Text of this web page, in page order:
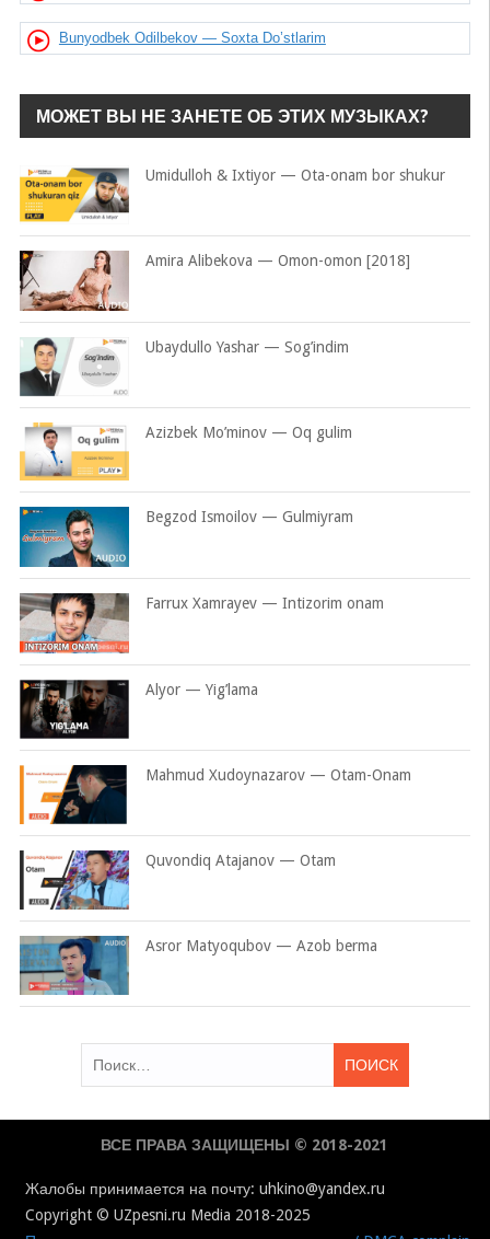
Bunyodbek Odilbekov — Soxta Do’stlarim
МОЖЕТ ВЫ НЕ ЗАНЕТЕ ОБ ЭТИХ МУЗЫКАХ?
Umidulloh & Ixtiyor — Ota-onam bor shukur
Amira Alibekova — Omon-omon [2018]
Ubaydullo Yashar — Sog’indim
Azizbek Mo’minov — Oq gulim
Begzod Ismoilov — Gulmiyram
Farrux Xamrayev — Intizorim onam
Alyor — Yig’lama
Mahmud Xudoynazarov — Otam-Onam
Quvondiq Atajanov — Otam
Asror Matyoqubov — Azob berma
ВСЕ ПРАВА ЗАЩИЩЕНЫ © 2018-2021
Жалобы принимается на почту: uhkino@yandex.ru
Copyright © UZpesni.ru Media 2018-2025